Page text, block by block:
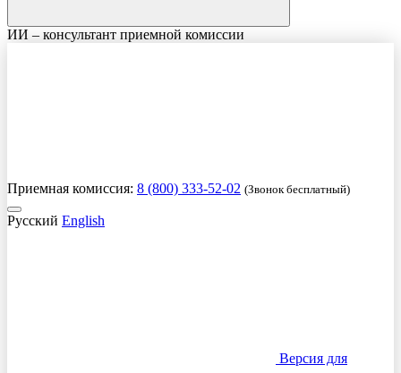
ИИ – консультант приемной комиссии
Приемная комиссия: 8 (800) 333-52-02 (Звонок бесплатный)
Русский English
Версия для